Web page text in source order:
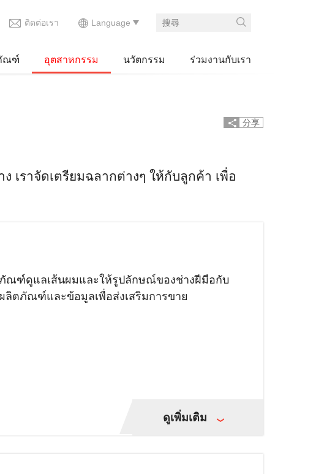
ณฑ์ อุตสาหกรรม นวัตกรรม ร่วมงานกับเรา
ติดต่อเรา
分享
ราจัดเตรียมฉลากต่างๆ ให้กับลูกค้า เพื่อ
ณฑ์ดูแลเส้นผมและให้รูปลักษณ์ของช่างฝีมือกับ
ตภัณฑ์และข้อมูลเพื่อส่งเสริมการขาย
ดูเพิ่มเติม